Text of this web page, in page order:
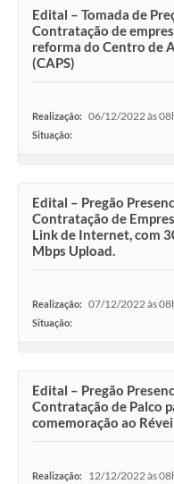
Edital – Tomada de
Contratação de
reforma do Centro de
(CAPS)
Realização: 06/12/2022 às
Situação:
Edital – Pregão
Contratação de
Link de Internet, com
Mbps Upload.
Realização: 07/12/2022 às
Situação:
Edital – Pregão
Contratação de Palco
comemoração ao
Realização: 12/12/2022 às